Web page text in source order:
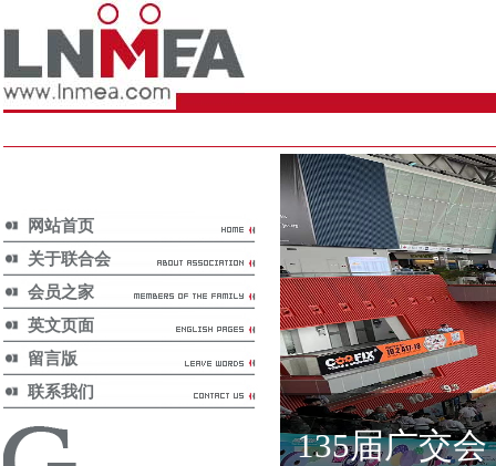
网站首页
关于联合会
会员之家
英文页面
留言版
联系我们
135届广交会